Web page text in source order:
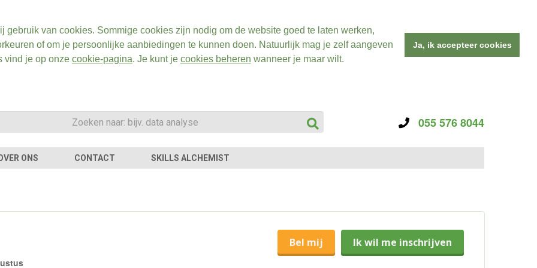
van cookies. Sommige cookies zijn nodig om de website goed te laten werken,
of om je persoonlijke aanbiedingen te kunnen doen. Natuurlijk mag je zelf aangeven
vind je op onze cookie-pagina. Je kunt je cookies beheren wanneer je maar wilt.
Ja, ik accepteer cookies
055 576 8044
ONS CONTACT SKILLS ALCHEMIST
Bel mij Ik wil me inschrijven